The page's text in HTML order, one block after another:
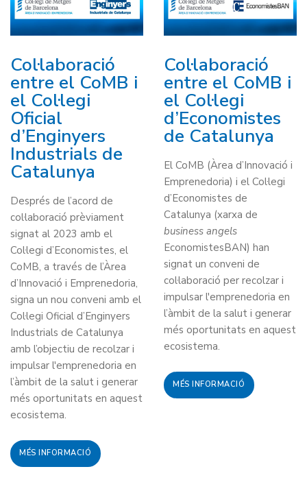
Col·laboració
entre el CoMB i
el Col·legi
Oficial
d’Enginyers
Industrials de
Catalunya
Després de l’acord de
col·laboració prèviament
signat al 2023 amb el
Col·legi d’Economistes, el
CoMB, a través de l’Àrea
d’Innovació i Emprenedoria,
signa un nou conveni amb el
Col·legi Oficial d’Enginyers
Industrials de Catalunya
amb l’objectiu de recolzar i
impulsar l'emprenedoria en
l’àmbit de la salut i generar
més oportunitats en aquest
ecosistema.
MÉS INFORMACIÓ
Col·laboració
entre el CoMB i
el Col·legi
d’Economistes
de Catalunya
El CoMB (Àrea d’Innovació i
Emprenedoria) i el Col·legi
d’Economistes de
Catalunya (xarxa de
business angels
EconomistesBAN) han
signat un conveni de
col·laboració per recolzar i
impulsar l'emprenedoria en
l’àmbit de la salut i generar
més oportunitats en aquest
ecosistema.
MÉS INFORMACIÓ